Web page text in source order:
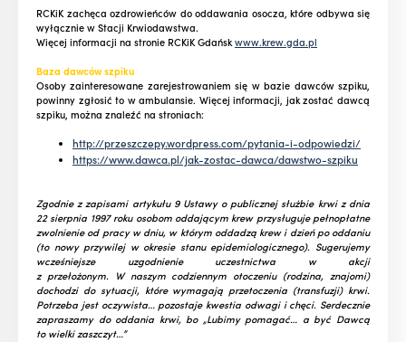
RCKiK zachęca ozdrowieńców do oddawania osocza, które odbywa się
wyłącznie w Stacji Krwiodawstwa.
Więcej informacji na stronie RCKiK Gdańskwww.krew.gda.pl
Baza dawców szpiku
Osoby zainteresowane zarejestrowaniem się w bazie dawców szpiku,
powinny zgłosić to w ambulansie. Więcej informacji, jak zostać dawcą
szpiku, można znaleźć na stroniach:
http://przeszczepy.wordpress.com/pytania-i-odpowiedzi/
https://www.dawca.pl/jak-zostac-dawca/dawstwo-szpiku
Zgodnie z zapisami artykułu 9 Ustawy o publicznej służbie krwi z dnia
22 sierpnia 1997 roku osobom oddającym krew przysługuje pełnopłatne
zwolnienie od pracy w dniu, w którym oddadzą krew i dzień po oddaniu
(to nowy przywilej w okresie stanu epidemiologicznego). Sugerujemy
wcześniejsze uzgodnienie uczestnictwa w akcji
z przełożonym. W naszym codziennym otoczeniu (rodzina, znajomi)
dochodzi do sytuacji, które wymagają przetoczenia (transfuzji) krwi.
Potrzeba jest oczywista… pozostaje kwestia odwagi i chęci. Serdecznie
zapraszamy do oddania krwi, bo „Lubimy pomagać… a być Dawcą
to wielki zaszczyt…”